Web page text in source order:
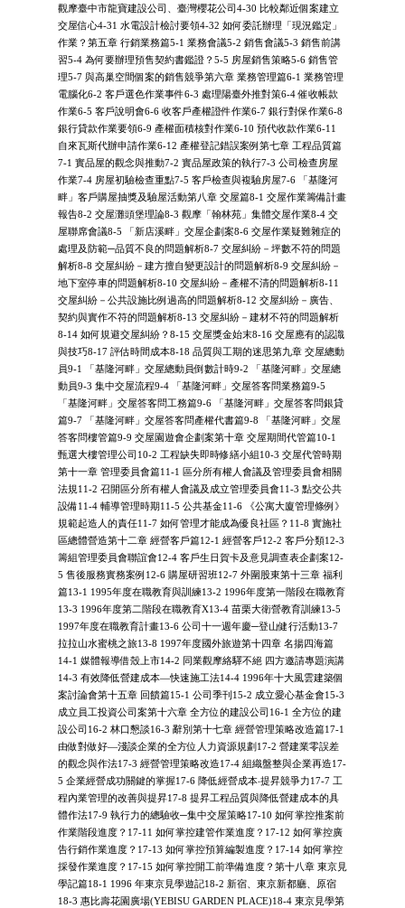
觀摩臺中市龍寶建設公司、臺灣櫻花公司4-30 比較鄰近個案建立
交屋信心4-31 水電設計檢討要領4-32 如何委託辦理「現況鑑定」
作業？第五章 行銷業務篇5-1 業務會議5-2 銷售會議5-3 銷售前講
習5-4 為何要辦理預售契約書鑑證？5-5 房屋銷售策略5-6 銷售管
理5-7 與高巢空間個案的銷售競爭第六章 業務管理篇6-1 業務管理
電腦化6-2 客戶選色作業事件6-3 處理陽臺外推對策6-4 催收帳款
作業6-5 客戶說明會6-6 收客戶產權證件作業6-7 銀行對保作業6-8
銀行貸款作業要領6-9 產權面積核對作業6-10 預代收款作業6-11
自來瓦斯代辦申請作業6-12 產權登記錯誤案例第七章 工程品質篇
7-1 實品屋的觀念與推動7-2 實品屋政策的執行7-3 公司檢查房屋
作業7-4 房屋初驗檢查重點7-5 客戶檢查與複驗房屋7-6 「基隆河
畔」客戶購屋抽獎及驗屋活動第八章 交屋篇8-1 交屋作業籌備計畫
報告8-2 交屋灘頭堡理論8-3 觀摩「翰林苑」集體交屋作業8-4 交
屋聯席會議8-5 「新店溪畔」交屋企劃案8-6 交屋作業疑難雜症的
處理及防範─品質不良的問題解析8-7 交屋糾紛－坪數不符的問題
解析8-8 交屋糾紛－建方擅自變更設計的問題解析8-9 交屋糾紛－
地下室停車的問題解析8-10 交屋糾紛－產權不清的問題解析8-11
交屋糾紛－公共設施比例過高的問題解析8-12 交屋糾紛－廣告、
契約與實作不符的問題解析8-13 交屋糾紛－建材不符的問題解析
8-14 如何規避交屋糾紛？8-15 交屋獎金始末8-16 交屋應有的認識
與技巧8-17 評估時間成本8-18 品質與工期的迷思第九章 交屋總動
員9-1 「基隆河畔」交屋總動員倒數計時9-2 「基隆河畔」交屋總
動員9-3 集中交屋流程9-4 「基隆河畔」交屋答客問業務篇9-5
「基隆河畔」交屋答客問工務篇9-6 「基隆河畔」交屋答客問銀貸
篇9-7 「基隆河畔」交屋答客問產權代書篇9-8 「基隆河畔」交屋
答客問樓管篇9-9 交屋園遊會企劃案第十章 交屋期間代管篇10-1
甄選大樓管理公司10-2 工程缺失即時修繕小組10-3 交屋代管時期
第十一章 管理委員會篇11-1 區分所有權人會議及管理委員會相關
法規11-2 召開區分所有權人會議及成立管理委員會11-3 點交公共
設備11-4 輔導管理時期11-5 公共基金11-6 《公寓大廈管理條例》
規範起造人的責任11-7 如何管理才能成為優良社區？11-8 實施社
區總體營造第十二章 經營客戶篇12-1 經營客戶12-2 客戶分類12-3
籌組管理委員會聯誼會12-4 客戶生日賀卡及意見調查表企劃案12-
5 售後服務實務案例12-6 購屋研習班12-7 外圍股東第十三章 福利
篇13-1 1995年度在職教育與訓練13-2 1996年度第一階段在職教育
13-3 1996年度第二階段在職教育X13-4 苗栗大衛營教育訓練13-5
1997年度在職教育計畫13-6 公司十一週年慶─登山健行活動13-7
拉拉山水蜜桃之旅13-8 1997年度國外旅遊第十四章 名揚四海篇
14-1 媒體報導借殼上市14-2 同業觀摩絡驛不絕 四方邀請專題演講
14-3 有效降低營建成本—快速施工法14-4 1996年十大風雲建築個
案討論會第十五章 回饋篇15-1 公司季刊15-2 成立愛心基金會15-3
成立員工投資公司案第十六章 全方位的建設公司16-1 全方位的建
設公司16-2 林口懇談16-3 辭別第十七章 經營管理策略改造篇17-1
由做對做好—淺談企業的全方位人力資源規劃17-2 營建業零誤差
的觀念與作法17-3 經營管理策略改造17-4 組織盤整與企業再造17-
5 企業經營成功關鍵的掌握17-6 降低經營成本‧提昇競爭力17-7 工
程內業管理的改善與提昇17-8 提昇工程品質與降低營建成本的具
體作法17-9 執行力的總驗收─集中交屋策略17-10 如何掌控推案前
作業階段進度？17-11 如何掌控建管作業進度？17-12 如何掌控廣
告行銷作業進度？17-13 如何掌控預算編製進度？17-14 如何掌控
採發作業進度？17-15 如何掌控開工前準備進度？第十八章 東京見
學記篇18-1 1996 年東京見學遊記18-2 新宿、東京新都廳、原宿
18-3 惠比壽花園廣場(YEBISU GARDEN PLACE)18-4 東京見學第